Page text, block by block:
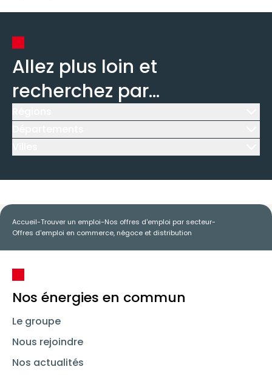
Allez plus loin et
recherchez par...
Accueil-Trouver un emploi-Nos offres d'emploi par secteur-
Offres d'emploi en commerce, négoce et distribution
Nos énergies en commun
Le groupe
Nous rejoindre
Nos actualités